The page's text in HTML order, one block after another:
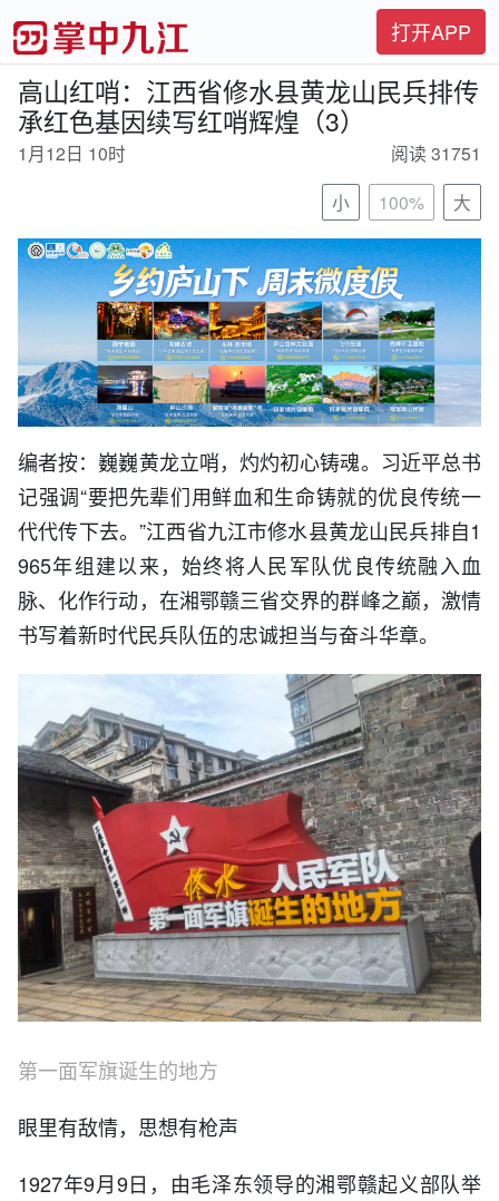
打开APP
高山红哨：江西省修水县黄龙山民兵排传
承红色基因续写红哨辉煌（3）
1月12日 10时
阅读 31751
小
100% 大
编者按：巍巍黄龙立哨，灼灼初心铸魂。习近平总书
记强调“要把先辈们用鲜血和生命铸就的优良传统一
代代传下去。”江西省九江市修水县黄龙山民兵排自1
965年组建以来，始终将人民军队优良传统融入血
脉、化作行动，在湘鄂赣三省交界的群峰之巅，激情
书写着新时代民兵队伍的忠诚担当与奋斗华章。
第一面军旗诞生的地方
眼里有敌情，思想有枪声
1927年9月9日，由毛泽东领导的湘鄂赣起义部队举